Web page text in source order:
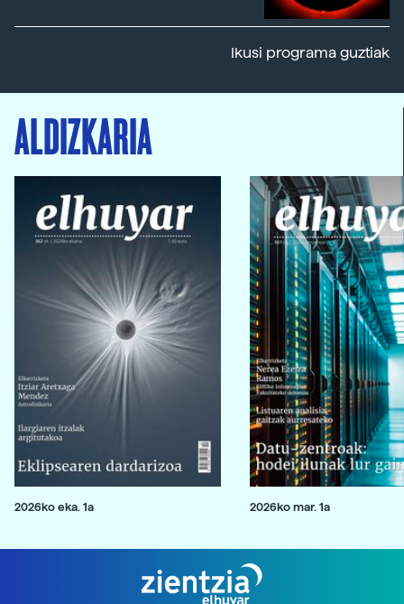
Ikusi programa guztiak
ALDIZKARIA
2026ko eka. 1a 2026ko mar. 1a